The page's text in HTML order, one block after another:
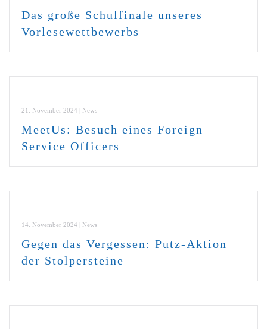
Das große Schulfinale unseres
Vorlesewettbewerbs
21. November 2024 | News
MeetUs: Besuch eines Foreign
Service Officers
14. November 2024 | News
Gegen das Vergessen: Putz-Aktion
der Stolpersteine